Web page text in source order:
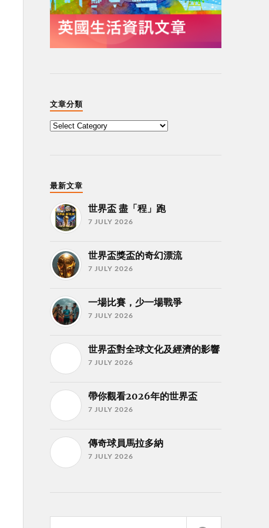
文章分類
最新文章
世界盃 盡「程」跑
7 JULY 2026
世界盃獎盃的奇幻漂流
7 JULY 2026
一場比賽，少一場戰爭
7 JULY 2026
世界盃對全球文化及經濟的影響
7 JULY 2026
帶你觀看2026年的世界盃
7 JULY 2026
傳奇球員馬拉多納
7 JULY 2026